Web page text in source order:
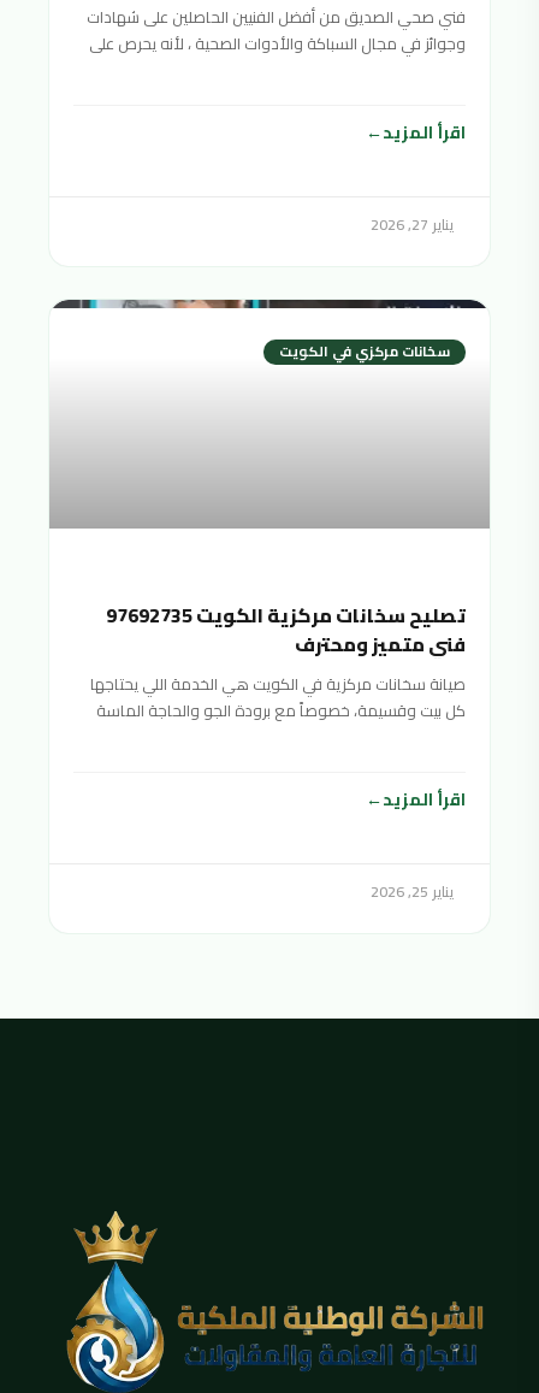
فني صحي الصديق من أفضل الفنيين الحاصلين على شهادات
وجوائز في مجال السباكة والأدوات الصحية ، لأنه يحرص على
الصحية. شرائح المجتمع
اقرأ المزيد
يناير 27, 2026
سخانات مركزي في الكويت
تصليح سخانات مركزية الكويت 97692735
فني متميز ومحترف
صيانة سخانات مركزية في الكويت هي الخدمة اللي يحتاجها
كل بيت وقسيمة، خصوصاً مع برودة الجو والحاجة الماسة
اقرأ المزيد
يناير 25, 2026